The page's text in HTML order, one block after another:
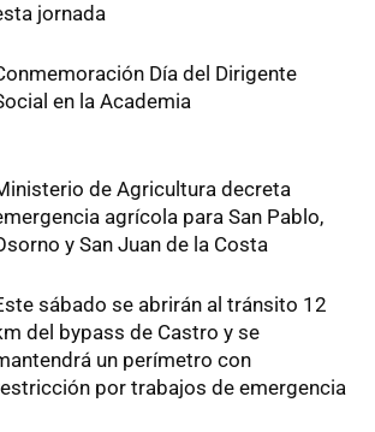
jornada
Día del Dirigente
en la Academia
de Agricultura decreta
agrícola para San Pablo,
y San Juan de la Costa
sábado se abrirán al tránsito 12
del bypass de Castro y se
un perímetro con
por trabajos de emergencia